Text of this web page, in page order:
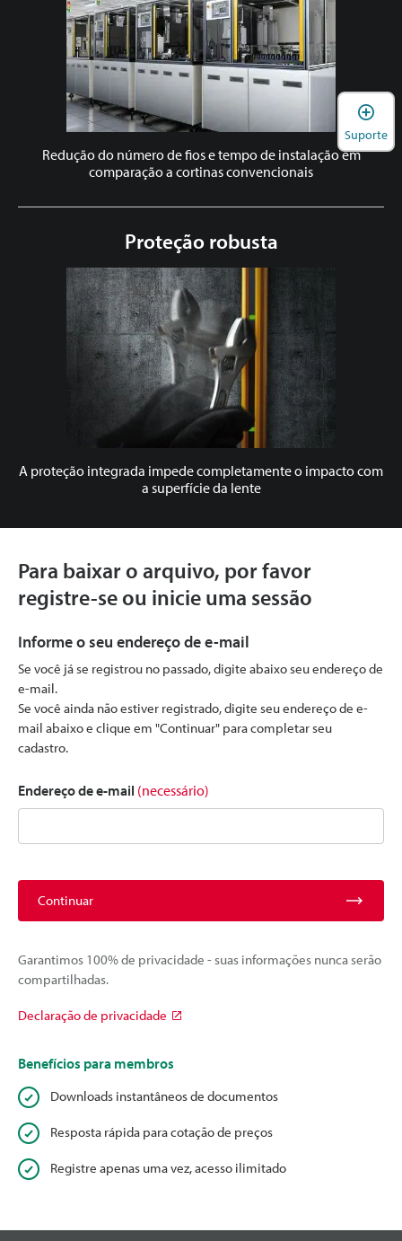
Redução do número de fios e tempo de instalação em
comparação a cortinas convencionais
Proteção robusta
A proteção integrada impede completamente o impacto com
a superfície da lente
Para baixar o arquivo, por favor
registre-se ou inicie uma sessão
Informe o seu endereço de e-mail
Se você já se registrou no passado, digite abaixo seu endereço de
e-mail.
Se você ainda não estiver registrado, digite seu endereço de e-
mail abaixo e clique em "Continuar" para completar seu
cadastro.
Endereço de e-mail (necessário)
Continuar
Garantimos 100% de privacidade - suas informações nunca serão
compartilhadas.
Declaração de privacidade
Benefícios para membros
Downloads instantâneos de documentos
Resposta rápida para cotação de preços
Registre apenas uma vez, acesso ilimitado
Suporte